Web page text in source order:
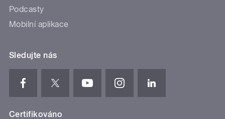
Podcasty
Mobilní aplikace
Sledujte nás
Certifikováno